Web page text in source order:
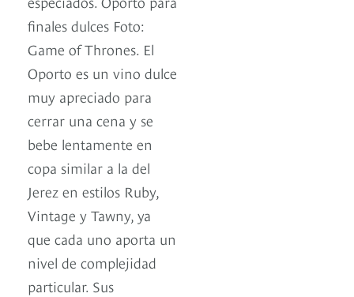
finales dulces Foto:
Game of Thrones. El
Oporto es un vino dulce
muy apreciado para
cerrar una cena y se
bebe lentamente en
copa similar a la del
Jerez en estilos Ruby,
Vintage y Tawny, ya
que cada uno aporta un
nivel de complejidad
particular. Sus